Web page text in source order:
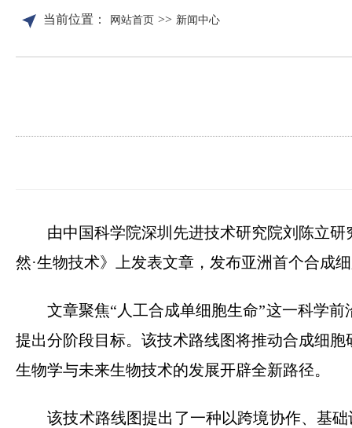
当前位置： 网站首页 >> 新闻中心
由中国科学院深圳先进技术研究院刘陈立
然·生物技术》上发表文章，发布亚洲首个合成
文章聚焦“人工合成单细胞生命”这一科学前
提出分阶段目标。该技术路线图将推动合成细
生物学与未来生物技术的发展开辟全新路径。
该技术路线图提出了一种以跨境协作、基础